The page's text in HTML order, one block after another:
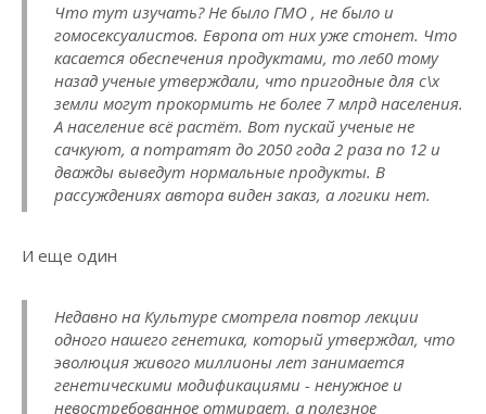
Что тут изучать? Не было ГМО , не было и
гомосексуалистов. Европа от них уже стонет. Что
касается обеспечения продуктами, то ле60 тому
назад ученые утверждали, что пригодные для с\х
земли могут прокормить не более 7 млрд населения.
А население всё растёт. Вот пускай ученые не
сачкуют, а потратят до 2050 года 2 раза по 12 и
дважды выведут нормальные продукты. В
рассуждениях автора виден заказ, а логики нет.
И еще один
Недавно на Культуре смотрела повтор лекции
одного нашего генетика, который утверждал, что
эволюция живого миллионы лет занимается
генетическими модификациями - ненужное и
невостребованное отмирает, а полезное